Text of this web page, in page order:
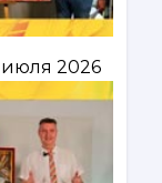
июля 2026